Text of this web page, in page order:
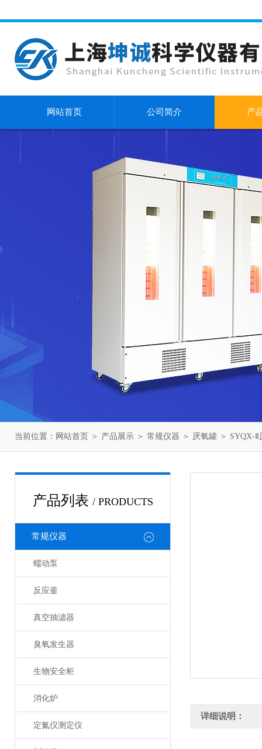
网站首页 公司简介 产
当前位置： 网站首页 ＞ 产品展示 ＞ 常规仪器 ＞ 厌氧罐 ＞ SYQX-
产品列表 / PRODUCTS
常规仪器
蠕动泵
反应釜
真空抽滤器
臭氧发生器
生物安全柜
消化炉
定氮仪测定仪
详细说明：